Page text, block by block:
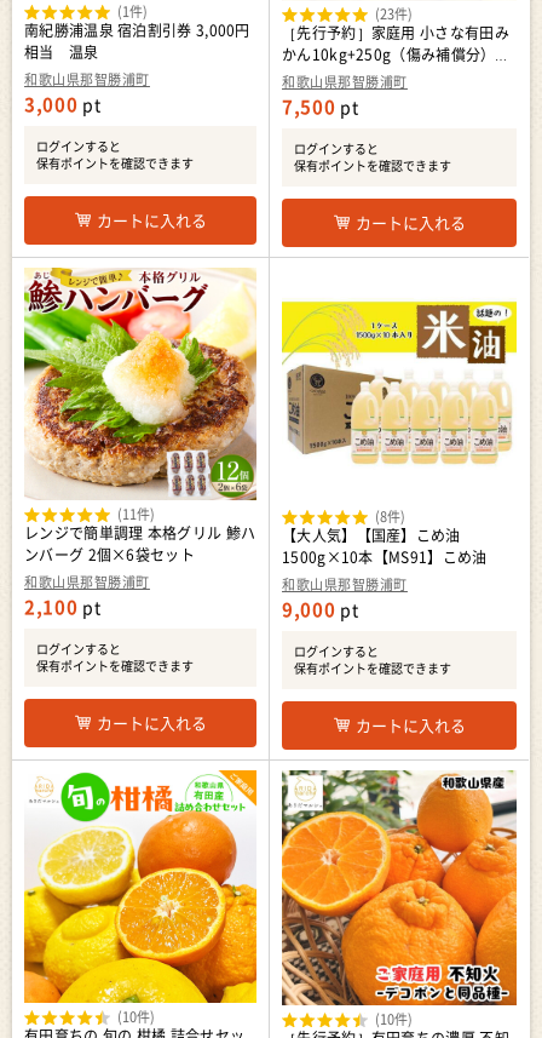
和歌山県那智勝浦町
南紀勝浦温泉 宿泊割引券 3,000円
相当 温泉
(1件)
3,000 pt
ログインすると
保有ポイントを確認できます
カートに入れる
和歌山県那智勝浦町
［先行予約］家庭用 小さな有田み
かん10kg+250g（傷み補償分）
［2026年10月初旬から2027年1月
末日頃順次発送予定］［IKE223］
(23件)
7,500 pt
ログインすると
保有ポイントを確認できます
カートに入れる
和歌山県那智勝浦町
レンジで簡単調理 本格グリル 鯵ハ
ンバーグ 2個×6袋セット
(11件)
2,100 pt
ログインすると
保有ポイントを確認できます
カートに入れる
和歌山県那智勝浦町
【大人気】【国産】こめ油
1500g×10本【MS91】こめ油
(8件)
9,000 pt
ログインすると
保有ポイントを確認できます
カートに入れる
(10件) (10件)